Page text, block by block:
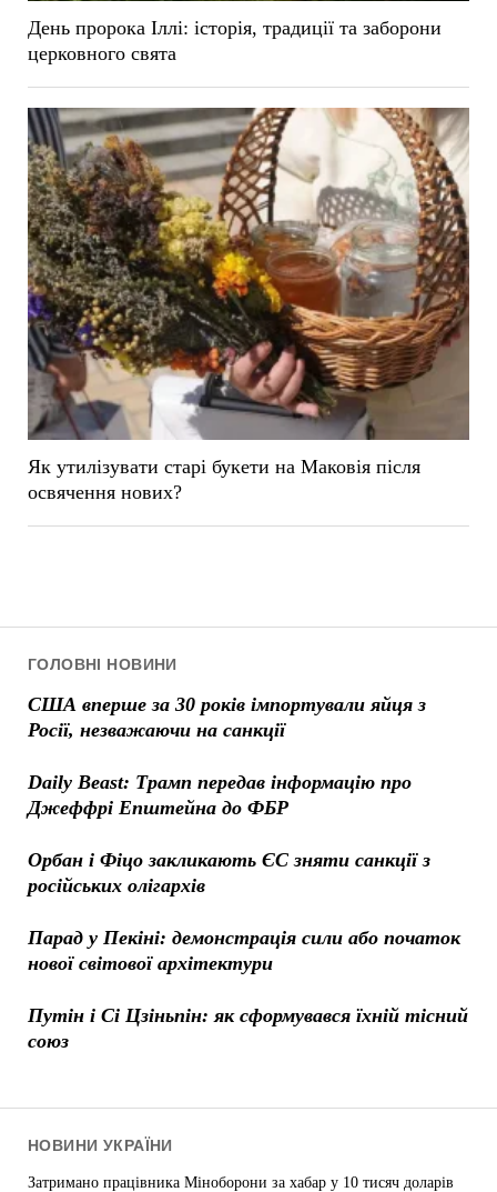
ГОЛОВНІ НОВИНИ
США вперше за 30 років імпортували яйця з
Росії, незважаючи на санкції
Daily Beast: Трамп передав інформацію про
Джеффрі Епштейна до ФБР
Орбан і Фіцо закликають ЄС зняти санкції з
російських олігархів
Парад у Пекіні: демонстрація сили або початок
нової світової архітектури
Путін і Сі Цзіньпін: як сформувався їхній тісний
союз
День пророка Іллі: історія, традиції та заборони
церковного свята
Як утилізувати старі букети на Маковія після
освячення нових?
НОВИНИ УКРАЇНИ
Затримано працівника Міноборони за хабар у 10 тисяч доларів